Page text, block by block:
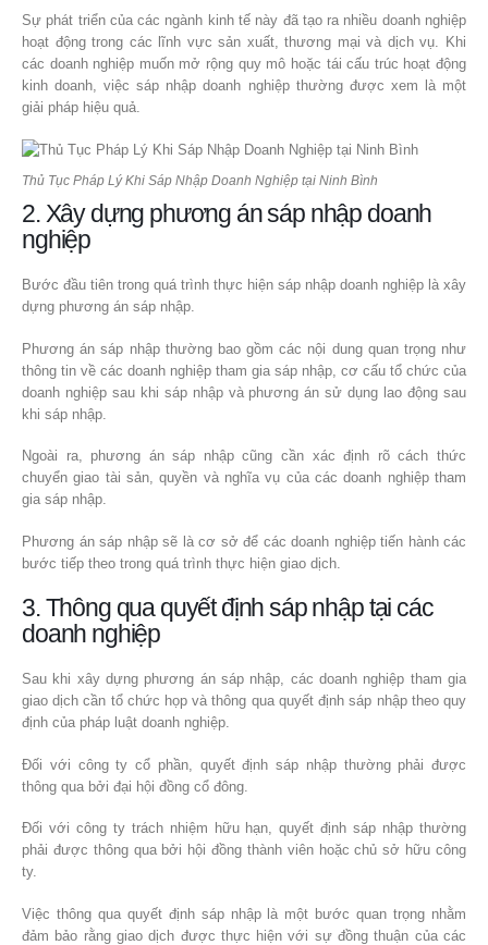
Sự phát triển của các ngành kinh tế này đã tạo ra nhiều doanh nghiệp
hoạt động trong các lĩnh vực sản xuất, thương mại và dịch vụ. Khi
các doanh nghiệp muốn mở rộng quy mô hoặc tái cấu trúc hoạt động
kinh doanh, việc sáp nhập doanh nghiệp thường được xem là một
giải pháp hiệu quả.
Thủ Tục Pháp Lý Khi Sáp Nhập Doanh Nghiệp tại Ninh Bình
2. Xây dựng phương án sáp nhập doanh
nghiệp
Bước đầu tiên trong quá trình thực hiện sáp nhập doanh nghiệp là xây
dựng phương án sáp nhập.
Phương án sáp nhập thường bao gồm các nội dung quan trọng như
thông tin về các doanh nghiệp tham gia sáp nhập, cơ cấu tổ chức của
doanh nghiệp sau khi sáp nhập và phương án sử dụng lao động sau
khi sáp nhập.
Ngoài ra, phương án sáp nhập cũng cần xác định rõ cách thức
chuyển giao tài sản, quyền và nghĩa vụ của các doanh nghiệp tham
gia sáp nhập.
Phương án sáp nhập sẽ là cơ sở để các doanh nghiệp tiến hành các
bước tiếp theo trong quá trình thực hiện giao dịch.
3. Thông qua quyết định sáp nhập tại các
doanh nghiệp
Sau khi xây dựng phương án sáp nhập, các doanh nghiệp tham gia
giao dịch cần tổ chức họp và thông qua quyết định sáp nhập theo quy
định của pháp luật doanh nghiệp.
Đối với công ty cổ phần, quyết định sáp nhập thường phải được
thông qua bởi đại hội đồng cổ đông.
Đối với công ty trách nhiệm hữu hạn, quyết định sáp nhập thường
phải được thông qua bởi hội đồng thành viên hoặc chủ sở hữu công
ty.
Việc thông qua quyết định sáp nhập là một bước quan trọng nhằm
đảm bảo rằng giao dịch được thực hiện với sự đồng thuận của các